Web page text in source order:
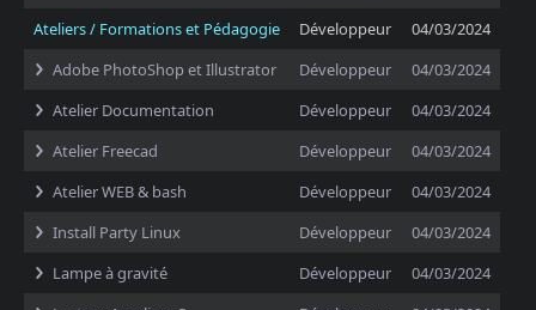
Ateliers / Formations et Pédagogie Développeur
04/03/2024
Adobe PhotoShop et Illustrator
Développeur
04/03/2024
Atelier Documentation
Développeur
04/03/2024
Atelier Freecad
Développeur
04/03/2024
Atelier WEB & bash
Développeur
04/03/2024
Install Party Linux
Développeur
04/03/2024
Lampe à gravité
Développeur
04/03/2024